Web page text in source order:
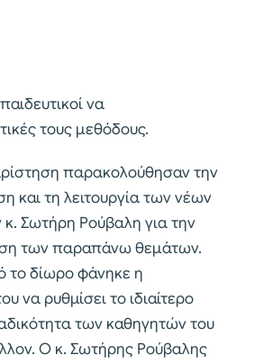
να
τους μεθόδους.
παρακολούθησαν την
και τη λειτουργία των νέων
Σωτήρη Ρούβαλη για την
των παραπάνω θεμάτων.
το δίωρο φάνηκε η
να ρυθμίσει το ιδιαίτερο
των καθηγητών του
Ο κ. Σωτήρης Ρούβαλης